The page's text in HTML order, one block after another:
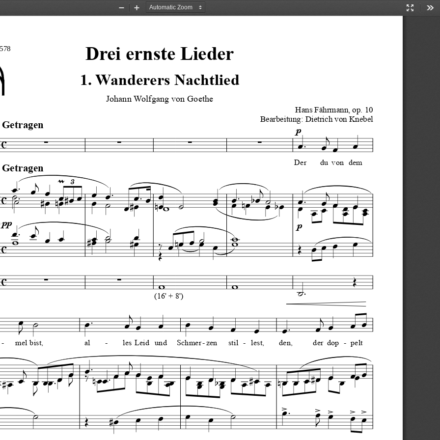
Zoom
Zoom
Der
p
du von dem
Getragen
pp p
Getragen
mel
- bist, al les
- Leid und Schmer zen
- stil lest,
- den, der dop pelt
-




   
Hans Fährmann, op. 10
Bearbeitung: Dietrich von Knebel
Drei ernste Lieder
1. Wanderers Nachtlied
Johann Wolfgang von Goethe



 
3
 
 
(16' + 8')
  

   




  
 

  
 





 

  
 

 
 



 
 




 







 
 
 



 
     
  
 
  
           

 







 
   

 



    
 
  
  
 
  

 
        
      
 
 
     


   